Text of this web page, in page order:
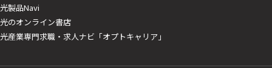
光製品Navi
光のオンライン書店
光産業専門求職・求人ナビ「オプトキャリア」